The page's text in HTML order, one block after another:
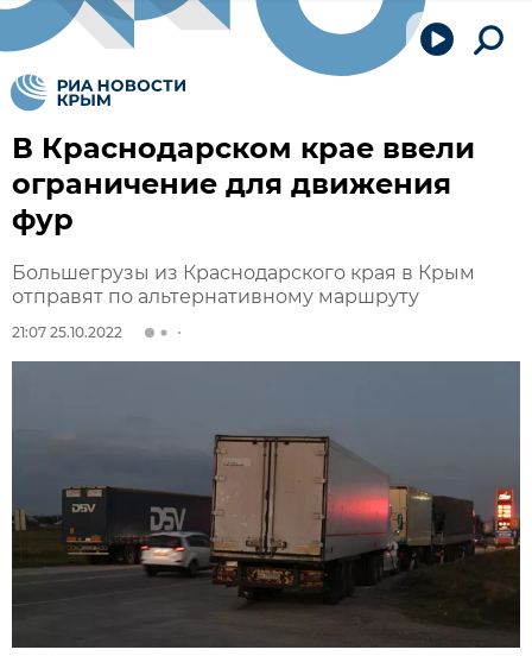
В Краснодарском крае ввели
ограничение для движения
фур
Большегрузы из Краснодарского края в Крым
отправят по альтернативному маршруту
21:07 25.10.2022